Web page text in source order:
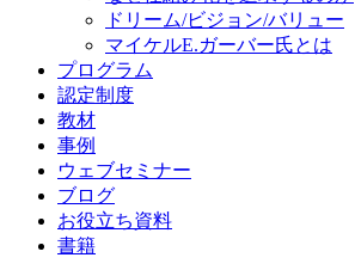
ドリーム/ビジョン/バリュー
マイケルE.ガーバー氏とは
プログラム
認定制度
教材
事例
ウェブセミナー
ブログ
お役立ち資料
書籍